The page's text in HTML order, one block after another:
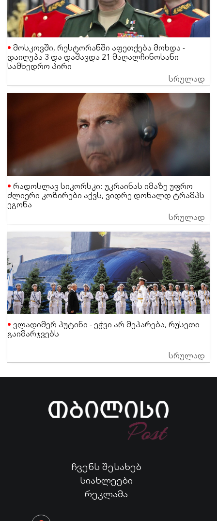
მოსკოვში, რესტორანში აფეთქება მოხდა -
დაიღუპა 3 და დაშავდა 21 მაღალჩინოსანი
სამხედრო პირი
სრულად
რადოსლავ სიკორსკი: უკრაინას იმაზე უფრო
ძლიერი კოზირები აქვს, ვიდრე დონალდ ტრამპს
ეგონა
სრულად
ვლადიმერ პუტინი - ეჭვი არ მეპარება, რუსეთი
გაიმარჯვებს
სრულად
ჩვენს შესახებ
სიახლეები
რეკლამა